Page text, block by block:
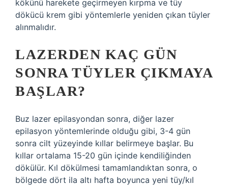
kökünü harekete geçirmeyen kırpma ve tüy
dökücü krem ​​gibi yöntemlerle yeniden çıkan tüyler
alınmalıdır.
LAZERDEN KAÇ GÜN
SONRA TÜYLER ÇIKMAYA
BAŞLAR?
Buz lazer epilasyondan sonra, diğer lazer
epilasyon yöntemlerinde olduğu gibi, 3-4 gün
sonra cilt yüzeyinde kıllar belirmeye başlar. Bu
kıllar ortalama 15-20 gün içinde kendiliğinden
dökülür. Kıl dökülmesi tamamlandıktan sonra, o
bölgede dört ila altı hafta boyunca yeni tüy/kıl